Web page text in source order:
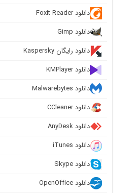
دانلود Foxit Reader
دانلود Gimp
دانلود رایگان Kaspersky
دانلود KMPlayer
دانلود Malwarebytes
دانلود CCleaner
دانلود AnyDesk
دانلود iTunes
دانلود Skype
دانلود OpenOffice